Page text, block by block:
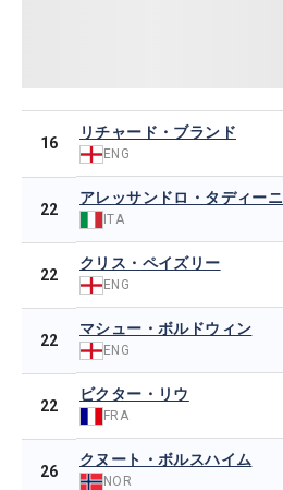
16
リチャード・ブランド
ENG
22
アレッサンドロ・タディーニ
ITA
22
クリス・ペイズリー
ENG
22
マシュー・ボルドウィン
ENG
22
ビクター・リウ
FRA
26
クヌート・ボルスハイム
NOR